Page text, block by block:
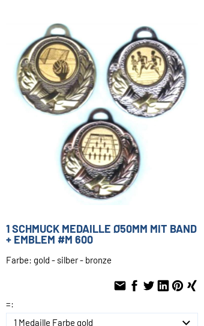
1 SCHMUCK MEDAILLE Ø50MM MIT BAND
+ EMBLEM #M 600
Farbe: gold - silber - bronze
=: